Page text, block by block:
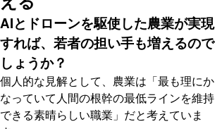
AIとドローンを駆使した農業が実現
すれば、若者の担い手も増えるので
しょうか？
個人的な見解として、農業は「最も理にか
なっていて人間の根幹の最低ラインを維持
できる素晴らしい職業」だと考えていま